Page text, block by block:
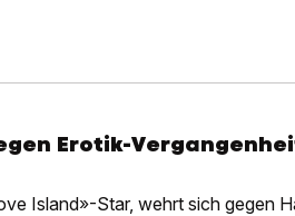
Erotik-
Island»-Star, wehrt sich gegen